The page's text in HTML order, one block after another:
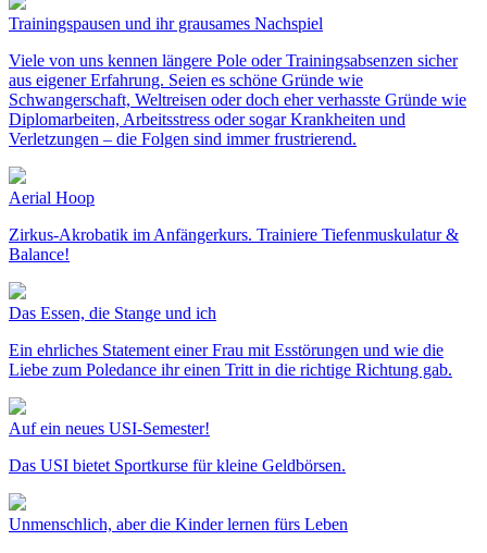
Trainingspausen und ihr grausames Nachspiel
Viele von uns kennen längere Pole oder Trainingsabsenzen sicher
aus eigener Erfahrung. Seien es schöne Gründe wie
Schwangerschaft, Weltreisen oder doch eher verhasste Gründe wie
Diplomarbeiten, Arbeitsstress oder sogar Krankheiten und
Verletzungen – die Folgen sind immer frustrierend.
Aerial Hoop
Zirkus-Akrobatik im Anfängerkurs. Trainiere Tiefenmuskulatur &
Balance!
Das Essen, die Stange und ich
Ein ehrliches Statement einer Frau mit Esstörungen und wie die
Liebe zum Poledance ihr einen Tritt in die richtige Richtung gab.
Auf ein neues USI-Semester!
Das USI bietet Sportkurse für kleine Geldbörsen.
Unmenschlich, aber die Kinder lernen fürs Leben